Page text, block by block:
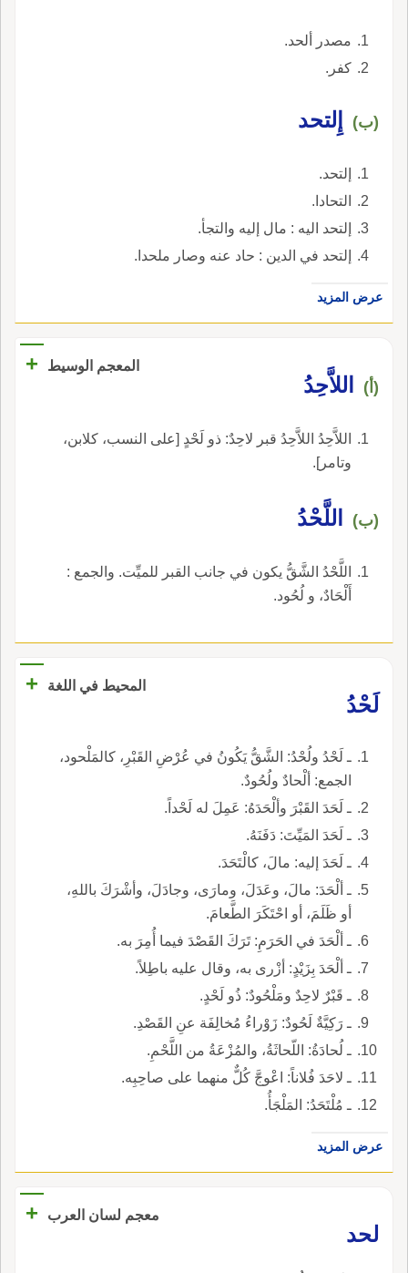
مصدر ألحد.
كفر.
(ب) إِلتحد
إلتحد.
التحادا.
إلتحد اليه : مال إليه والتجأ.
إلتحد في الدين : حاد عنه وصار ملحدا.
عرض المزيد
المعجم الوسيط +
(أ) اللاَّحِدُ
اللاَّحِدُ اللاَّحِدُ قبر لاحِدٌ: ذو لَحْدٍ [على النسب، كلابن،
وتامر].
(ب) اللَّحْدُ
اللَّحْدُ الشَّقُّ يكون في جانب القبر للميِّت. والجمع :
أَلْحَادٌ، و لُحُود.
المحيط في اللغة
+
لَحْدُ
ـ لَحْدُ ولُحْدُ: الشَّقُّ يَكُونُ في عُرْضِ القَبْرِ، كالمَلْحود،
الجمع: ألْحادٌ ولُحُودٌ.
ـ لَحَدَ القَبْرَ وألْحَدَهُ: عَمِلَ له لَحْداً.
ـ لَحَدَ المَيِّتَ: دَفَنَهُ.
ـ لَحَدَ إليه: مالَ، كالْتَحَدَ.
ـ ألْحَدَ: مالَ، وعَدَلَ، ومارَى، وجادَلَ، وأشْرَكَ باللهِ،
أو ظَلَمَ، أو احْتَكَرَ الطَّعامَ.
ـ ألْحَدَ في الحَرَمِ: تَرَكَ القَصْدَ فيما أُمِرَ به.
ـ ألْحَدَ بِزَيْدٍ: أزْرى به، وقال عليه باطِلاً.
ـ قَبْرٌ لاحِدٌ ومَلْحُودٌ: ذُو لَحْدٍ.
ـ رَكِيَّةٌ لَحُودٌ: زَوْراءُ مُخالِفَة عنِ القَصْدِ.
ـ لُحادَةُ: اللّحاثَةُ، والمُزْعَةُ من اللَّحْمِ.
ـ لاحَدَ فُلاناً: اعْوجَّ كُلٌّ منهما على صاحِبِه.
ـ مُلْتَحَدُ: المَلْجَأُ.
عرض المزيد
معجم لسان العرب
+
لحد